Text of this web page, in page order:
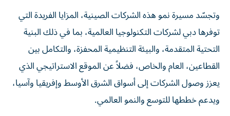
وتجسّد مسيرة نمو هذه الشركات الصينية، المزايا الفريدة التي
توفرها دبي لشركات التكنولوجيا العالمية، بما في ذلك البنية
التحتية المتقدمة، والبيئة التنظيمية المحفزة، والتكامل بين
القطاعين، العام والخاص، فضلاً عن الموقع الاستراتيجي الذي
يعزز وصول الشركات إلى أسواق الشرق الأوسط وإفريقيا وآسيا،
ويدعم خططها للتوسع والنمو العالمي.